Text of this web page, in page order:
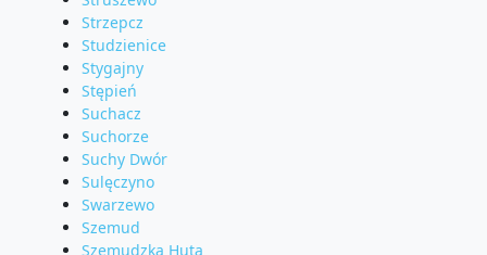
Strzepcz
Studzienice
Stygajny
Stępień
Suchacz
Suchorze
Suchy Dwór
Sulęczyno
Swarzewo
Szemud
Szemudzka Huta